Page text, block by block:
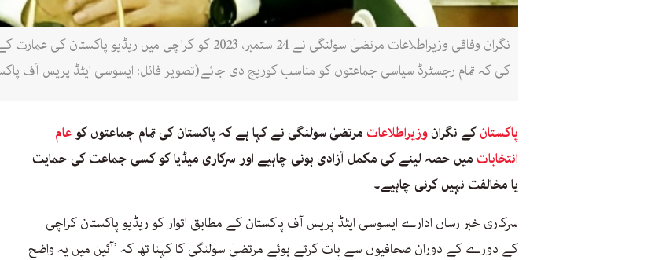
نگران وفاقی وزیراطلاعات مرتضیٰ سولنگی نے 24 ستمبر، 2023 کو
کی کہ تمام رجسٹرڈ سیاسی جماعتوں کو مناسب کوریج دی جائے(تصویر فائل: ایسوسی ایٹڈ پریس آف
پاکستانکے نگرانوزیراطلاعاتمرتضیٰ سولنگی نے کہا ہے کہ پاکستان کی تمام جماعتوں کو عام
انتخاباتمیں حصہ لینے کی مکمل آزادی ہونی چاہیے اور سرکاری میڈیا کو کسی جماعت کی حمایت
یا مخالفت نہیں کرنی چاہیے۔
سرکاری خبر رساں ادارے ایسوسی ایٹڈ پریس آف پاکستان کے مطابق اتوار کو ریڈیو پاکستان کراچی
کے دورے کے دوران صحافیوں سے بات کرتے ہوئے مرتضیٰ سولنگی کا کہنا تھا کہ ’آئین میں یہ واضح